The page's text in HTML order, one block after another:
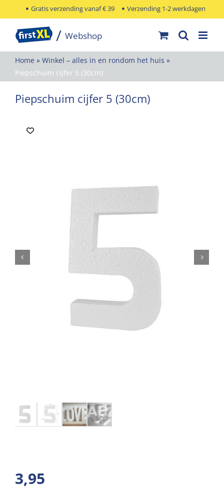
naar
inhoud
Gratis verzending vanaf € 39 Verzending 1-2 werkdagen
Home » Winkel – alles in en rondom het huis »
Piepschuim cijfer 5 (30cm)
Piepschuim cijfer 5 (30cm)
3,95